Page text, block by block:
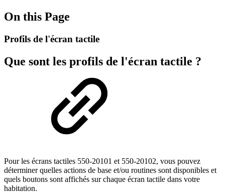
On this Page
Profils de l'écran tactile
Que sont les profils de l'écran tactile ?
Pour les écrans tactiles 550-20101 et 550-20102, vous pouvez
déterminer quelles actions de base et/ou routines sont disponibles et
quels boutons sont affichés sur chaque écran tactile dans votre
habitation.